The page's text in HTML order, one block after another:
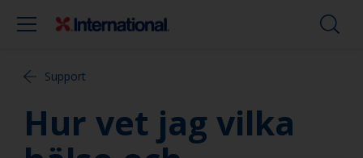
Support
Hur vet jag vilka